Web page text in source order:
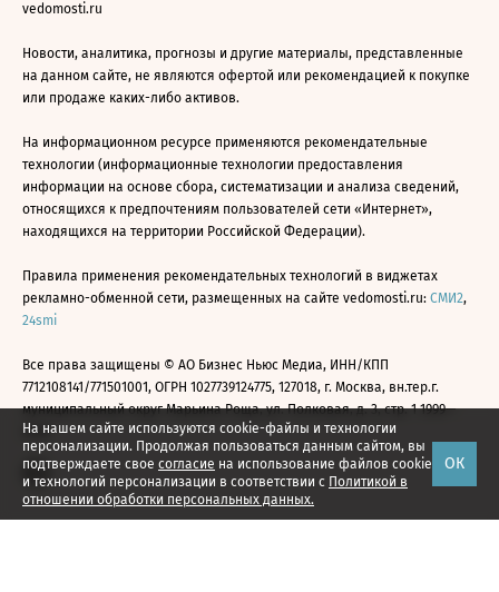
На нашем сайте используются cookie-файлы и технологии
персонализации. Продолжая пользоваться данным сайтом, вы
подтверждаете свое согласие на использование файлов cookie
и технологий персонализации в соответствии с Политикой в
отношении обработки персональных данных.
ОК
vedomosti.ru
Новости, аналитика, прогнозы и другие материалы, представленные
на данном сайте, не являются офертой или рекомендацией к покупке
или продаже каких-либо активов.
На информационном ресурсе применяются рекомендательные
технологии (информационные технологии предоставления
информации на основе сбора, систематизации и анализа сведений,
относящихся к предпочтениям пользователей сети «Интернет»,
находящихся на территории Российской Федерации).
Правила применения рекомендательных технологий в виджетах
рекламно-обменной сети, размещенных на сайте vedomosti.ru: СМИ2,
24smi
Все права защищены © АО Бизнес Ньюс Медиа, ИНН/КПП
7712108141/771501001, ОГРН 1027739124775, 127018, г. Москва, вн.тер.г.
муниципальный округ Марьина Роща, ул. Полковая, д. 3, стр. 1 1999—
2026